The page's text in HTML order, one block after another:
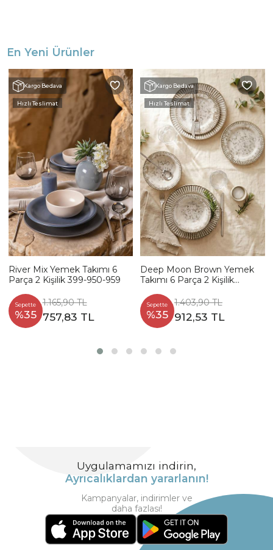
En Yeni Ürünler
Kargo Bedava
Hızlı Teslimat
River Mix Yemek Takımı 6
Parça 2 Kişilik 399-950-959
Sepette
%35
1.165,90 TL
757,83 TL
Kargo Bedava
Hızlı Teslimat
Deep Moon Brown Yemek
Takımı 6 Parça 2 Kişilik
Sepette
%35
1.403,90 TL
912,53 TL
Uygulamamızı indirin,
Ayrıcalıklardan yararlanın!
Kampanyalar, indirimler ve
daha fazlası!